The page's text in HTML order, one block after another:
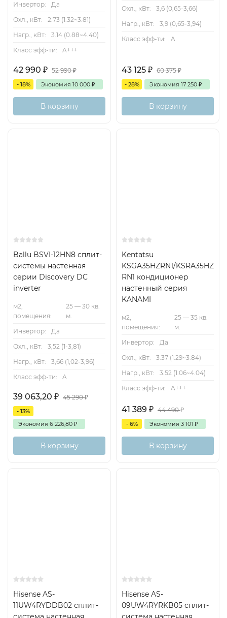
Инвертор:
Да
Охл., кВт:
2.73 (1.32~3.81)
Нагр., кВт:
3.14 (0.88~4.40)
Класс эфф-ти:
A+++
42 990 ₽ 52 990₽
- 18% Экономия 10 000 ₽
В корзину
Охл., кВт:
3,6 (0,65-3,66)
Нагр., кВт:
3,9 (0,65-3,94)
Класс эфф-ти:
A
43 125 ₽ 60 375₽
- 28% Экономия 17 250 ₽
В корзину
Ballu BSVI-12HN8 сплит-
системы настенная
серии Discovery DC
inverter
м2,
помещения:
25 — 30 кв.
м.
Инвертор:
Да
Охл., кВт:
3,52 (1-3,81)
Нагр., кВт:
3,66 (1,02-3,96)
Класс эфф-ти:
A
39 063,20 ₽ 45 290₽
- 13%
Экономия 6 226,80 ₽
В корзину
Kentatsu
KSGA35HZRN1/KSRA35HZ
RN1 кондиционер
настенный серия
KANAMI
м2,
помещения:
25 — 35 кв.
м.
Инвертор:
Да
Охл., кВт:
3.37 (1.29~3.84)
Нагр., кВт:
3.52 (1.06~4.04)
Класс эфф-ти:
A+++
41 389 ₽ 44 490₽
- 6% Экономия 3 101 ₽
В корзину
Hisense AS-
11UW4RYDDB02 сплит-
Hisense AS-
09UW4RYRKB05 сплит-